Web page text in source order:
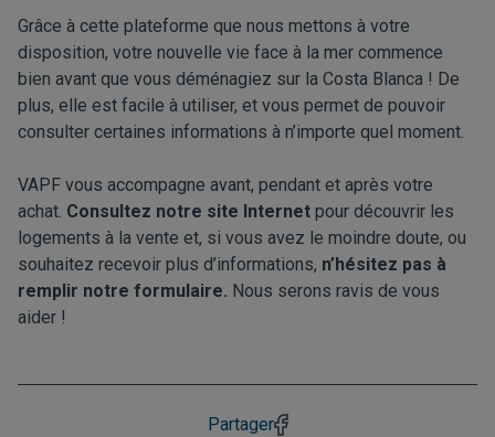
Grâce à cette plateforme que nous mettons à votre
disposition, votre nouvelle vie face à la mer commence
bien avant que vous déménagiez sur la Costa Blanca ! De
plus, elle est facile à utiliser, et vous permet de pouvoir
consulter certaines informations à n’importe quel moment.
VAPF vous accompagne avant, pendant et après votre
achat. Consultez notre site Internet pour découvrir les
logements à la vente et, si vous avez le moindre doute, ou
souhaitez recevoir plus d’informations, n’hésitez pas à
remplir notre formulaire. Nous serons ravis de vous
aider !
Partager